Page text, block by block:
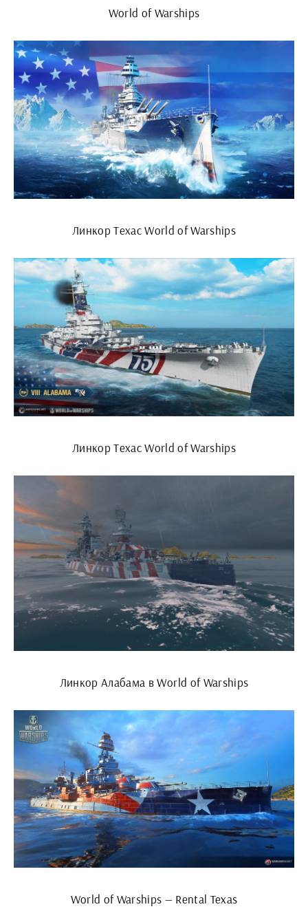
World of Warships
Линкор Техас World of Warships
Линкор Техас World of Warships
Линкор Алабама в World of Warships
World of Warships — Rental Texas